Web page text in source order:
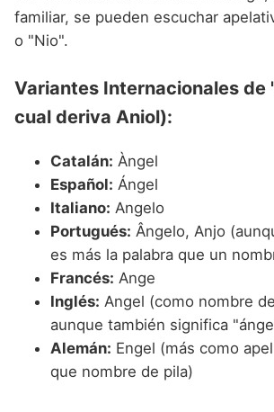
familiar, se pueden escuchar
o "Nio".
Variantes Internacionales de
cual deriva Aniol):
Catalán: Àngel
Español: Ángel
Italiano: Angelo
Portugués: Ângelo, Anjo
es más la palabra que un
Francés: Ange
Inglés: Angel (como nombre
aunque también significa
Alemán: Engel (más como
que nombre de pila)